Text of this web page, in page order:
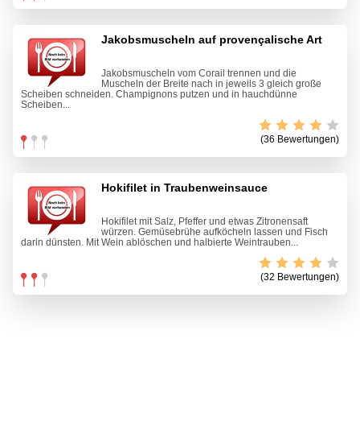
Jakobsmuscheln auf provençalische Art
Jakobsmuscheln vom Corail trennen und die
Muscheln der Breite nach in jeweils 3 gleich große
Scheiben schneiden. Champignons putzen und in hauchdünne
Scheiben...
(36 Bewertungen)
Hokifilet in Traubenweinsauce
Hokifilet mit Salz, Pfeffer und etwas Zitronensaft
würzen. Gemüsebrühe aufköcheln lassen und Fisch
darin dünsten. Mit Wein ablöschen und halbierte Weintrauben...
(32 Bewertungen)